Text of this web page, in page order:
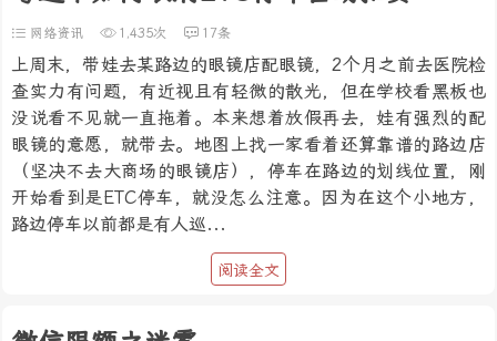
网络资讯 1,435次 17条
上周末，带娃去某路边的眼镜店配眼镜，2个月之前去医院检
查实力有问题，有近视且有轻微的散光，但在学校看黑板也
没说看不见就一直拖着。本来想着放假再去，娃有强烈的配
眼镜的意愿，就带去。地图上找一家看着还算靠谱的路边店
（坚决不去大商场的眼镜店），停车在路边的划线位置，刚
开始看到是ETC停车，就没怎么注意。因为在这个小地方，
路边停车以前都是有人巡...
阅读全文